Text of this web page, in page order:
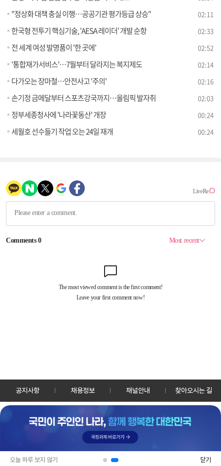
오늘 하루 보지 않기 닫기
"정상화 대책 충실 이행…공공기관 평가등급 상승" 02:11
한국형 전투기 핵심기술, 'AESA 레이더’ 개발 순항 02:33
전 세계 여성 발명품이 '한 곳에' 02:52
'통합재가서비스'…7월부터 달라지는 복지제도 02:14
다가오는 장마철…안전사고 '주의' 02:16
손기정 금메달부터 스포츠강국까지…올림픽 발자취 02:03
정부세종청사에 '나라꽃동산' 개장 00:24
세월호 선수들기 작업 오는 24일 재개 00:24
공지사항 채용정보 채널안내 찾아오시는 길
30128 세종특별자치시 정부2청사로 13 한국정책방송원 KTV
TEL: 044-204-8000
Copyrightⓒ KTV 국민방송 All Rights Reserved.